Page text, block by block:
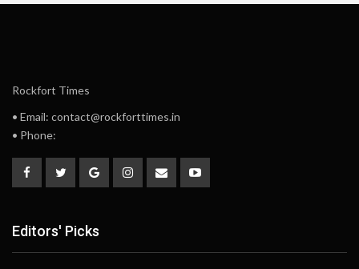
Rockfort Times
• Email: contact@rockforttimes.in
• Phone:
Editors' Picks